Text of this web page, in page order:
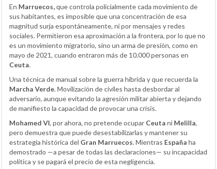
En Marruecos,que controla policialmente cada movimiento de
sus habitantes, es imposible que una concentración de esa
magnitud surja espontáneamente, ni por mensajes y redes
sociales. Permitieron esa aproximación a la frontera, por lo que no
es un movimiento migratorio, sino un arma de presión, como en
mayo de 2021, cuando entraron más de 10.000 personas en
Ceuta.
Una técnica de manual sobre la guerra híbrida y que recuerda la
Marcha Verde. Movilización de civiles hasta desbordar al
adversario, aunque evitando la agresión militar abierta y dejando
de manifiesto la capacidad de provocar una crisis.
Mohamed VI, por ahora, no pretende ocupar Ceuta ni Melilla,
pero demuestra que puede desestabilizarlas y mantener su
estrategia histórica del Gran Marruecos. Mientras España ha
demostrado —a pesar de todas las declaraciones— su incapacidad
política y se pagará el precio de esta negligencia.